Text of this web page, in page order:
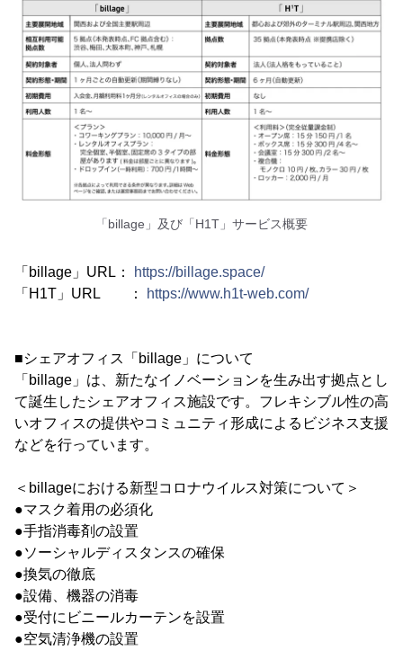
「billage」及び「H1T」サービス概要
「billage」URL：
https://billage.space/
「H1T」URL ：
https://www.h1t-web.com/
■シェアオフィス「billage」について
「billage」は、新たなイノベーションを生み出す拠点とし
て誕生したシェアオフィス施設です。フレキシブル性の高
いオフィスの提供やコミュニティ形成によるビジネス支援
などを行っています。
＜billageにおける新型コロナウイルス対策について＞
●マスク着用の必須化
●手指消毒剤の設置
●ソーシャルディスタンスの確保
●換気の徹底
●設備、機器の消毒
●受付にビニールカーテンを設置
●空気清浄機の設置